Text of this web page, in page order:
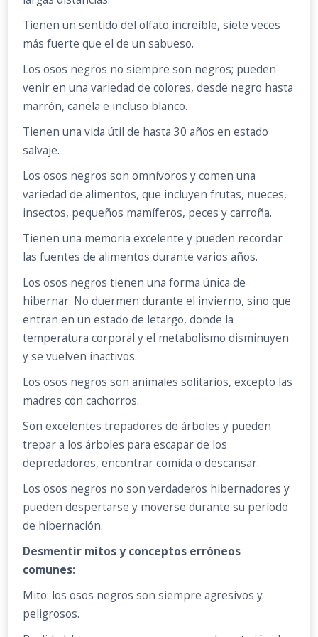
Tienen un sentido del olfato increíble, siete veces
más fuerte que el de un sabueso.
Los osos negros no siempre son negros; pueden
venir en una variedad de colores, desde negro hasta
marrón, canela e incluso blanco.
Tienen una vida útil de hasta 30 años en estado
salvaje.
Los osos negros son omnívoros y comen una
variedad de alimentos, que incluyen frutas, nueces,
insectos, pequeños mamíferos, peces y carroña.
Tienen una memoria excelente y pueden recordar
las fuentes de alimentos durante varios años.
Los osos negros tienen una forma única de
hibernar. No duermen durante el invierno, sino que
entran en un estado de letargo, donde la
temperatura corporal y el metabolismo disminuyen
y se vuelven inactivos.
Los osos negros son animales solitarios, excepto las
madres con cachorros.
Son excelentes trepadores de árboles y pueden
trepar a los árboles para escapar de los
depredadores, encontrar comida o descansar.
Los osos negros no son verdaderos hibernadores y
pueden despertarse y moverse durante su período
de hibernación.
Desmentir mitos y conceptos erróneos
comunes:
Mito: los osos negros son siempre agresivos y
peligrosos.